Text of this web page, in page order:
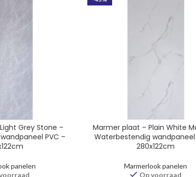
Grey Stone –
PVC –
panelen
Marmer plaat – Plain White
Waterbestendig wandpaneel
280x122cm
Marmerlook panelen
Op voorraad